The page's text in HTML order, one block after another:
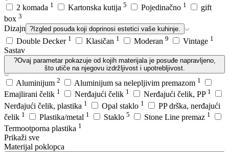
2 komada 1 Kartonska kutija 5 Pojedinačno 1
gift
box 3
Dizajn ? Izgled posuđa koji doprinosi estetici vaše kuhinje.
Double Decker 1 Klasičan 1 Moderan 9 Vintage 1
Sastav
?Ovaj parametar pokazuje od kojih materijala je posuđe napravljeno,
što utiče na njegovu izdržljivost i upotrebljivost.
Aluminijum 2 Aluminijum sa nelepljivim premazom 1
Emajlirani čelik 1 Nerđajući čelik 1 Nerđajući čelik, PP 1
Nerđajući čelik, plastika 1 Opal staklo 1
PP drška, nerđajući
čelik 1 Plastika/metal 1 Staklo 5 Stone Line premaz 1
Termootporna plastika 1
Prikaži sve
Materijal poklopca